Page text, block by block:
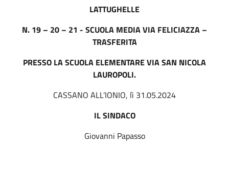
LATTUGHELLE
N. 19 – 20 – 21 - SCUOLA MEDIA VIA FELICIAZZA –
TRASFERITA
PRESSO LA SCUOLA ELEMENTARE VIA SAN NICOLA
LAUROPOLI.
CASSANO ALL’IONIO, lì 31.05.2024
IL SINDACO
Giovanni Papasso